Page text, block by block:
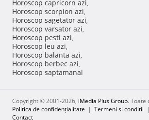
Horoscop capricorn azi,
Horoscop scorpion azi,
Horoscop sagetator azi,
Horoscop varsator azi,
Horoscop pesti azi,
Horoscop leu azi,
Horoscop balanta azi,
Horoscop berbec azi,
Horoscop saptamanal
Copyright © 2001-2026, iMedia Plus Group. Toate
Politica de confidențialitate | Termeni si conditii |
Contact